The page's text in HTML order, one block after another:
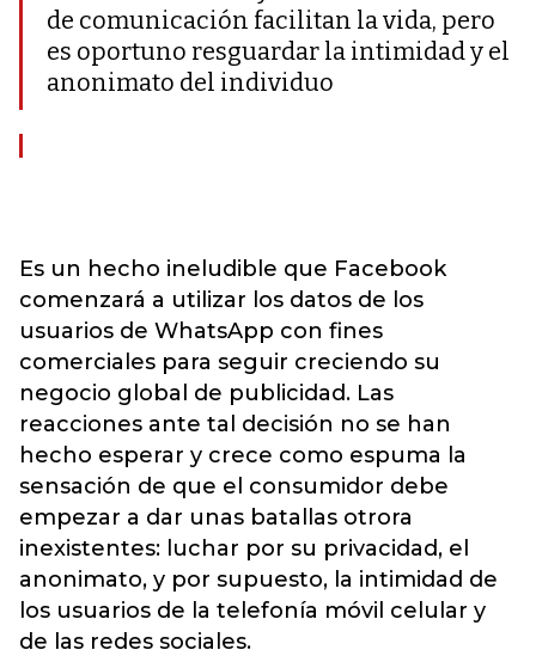
de comunicación facilitan la vida, pero
es oportuno resguardar la intimidad y el
anonimato del individuo
Es un hecho ineludible que Facebook
comenzará a utilizar los datos de los
usuarios de WhatsApp con fines
comerciales para seguir creciendo su
negocio global de publicidad. Las
reacciones ante tal decisión no se han
hecho esperar y crece como espuma la
sensación de que el consumidor debe
empezar a dar unas batallas otrora
inexistentes: luchar por su privacidad, el
anonimato, y por supuesto, la intimidad de
los usuarios de la telefonía móvil celular y
de las redes sociales.